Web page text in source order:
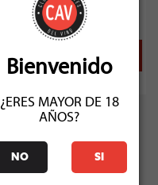
Bienvenido
¿ERES MAYOR DE 18
AÑOS?
NO SI